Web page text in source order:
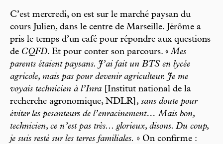
C’est mercredi, on est sur le marché paysan du
cours Julien, dans le centre de Marseille. Jérôme a
pris le temps d’un café pour répondre aux questions
de CQFD. Et pour conter son parcours. «Mes
parents étaient paysans. J’ai fait un BTS en lycée
agricole, mais pas pour devenir agriculteur. Je me
voyais technicien à l’Inra [Institut national de la
recherche agronomique, NDLR] , sans doute pour
éviter les pesanteurs de l’enracinement… Mais bon,
technicien, ce n’est pas très... glorieux, disons. Du coup,
je suis resté sur les terres familiales. » On confirme :